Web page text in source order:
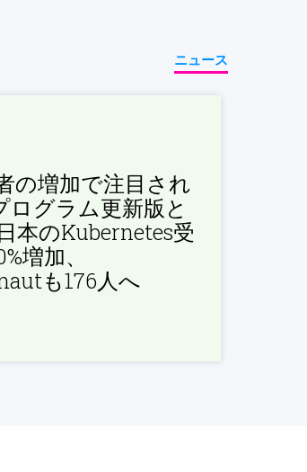
ニュース
の増加で注目され
ログラム更新版と
本のKubernetes受
増加、
も176人へ